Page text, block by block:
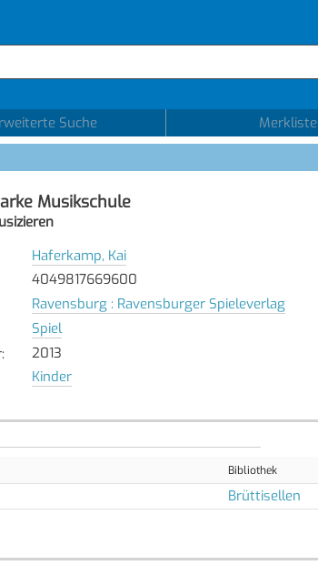
Suche Merkliste
Musikschule
Haferkamp, Kai
4049817669600
Ravensburg : Ravensburger Spieleverlag
Spiel
:
2013
Kinder
Bibliothek
Brüttisellen